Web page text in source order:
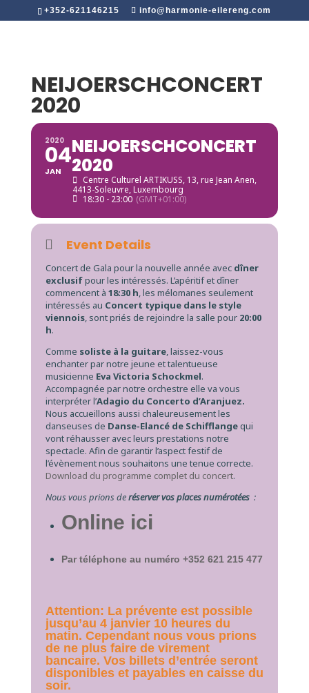
+352-621146215 info@harmonie-eilereng.com
NEIJOERSCHCONCERT
2020
2020
04
JAN
NEIJOERSCHCONCERT
2020
Centre Culturel ARTIKUSS, 13, rue Jean Anen,
4413-Soleuvre, Luxembourg
18:30 - 23:00 (GMT+01:00)
Event Details
Concert de Gala pour la nouvelle année avec dîner
exclusifpour les intéressés. L’apéritif et dîner
commencent à 18:30 h, les mélomanes seulement
intéressés au Concert typique dans le style
viennois, sont priés de rejoindre la salle pour 20:00
h.
Comme soliste à la guitare, laissez-vous
enchanter par notre jeune et talentueuse
musicienne Eva Victoria Schockmel.
Accompagnée par notre orchestre elle va vous
interpréter l’Adagio du Concerto d’Aranjuez.
Nous accueillons aussi chaleureusement les
danseuses de Danse-Elancé de Schifflangequi
vont réhausser avec leurs prestations notre
spectacle. Afin de garantir l’aspect festif de
l’évènement nous souhaitons une tenue correcte.
Download du programme complet du concert.
Nous vous prions deréserver vos places numérotées :
Online ici
Par téléphone au numéro +352 621 215 477
Attention: La prévente est possible
jusqu’au 4 janvier 10 heures du
matin. Cependant nous vous prions
de ne plus faire de virement
bancaire. Vos billets d’entrée seront
disponibles et payables en caisse du
soir.